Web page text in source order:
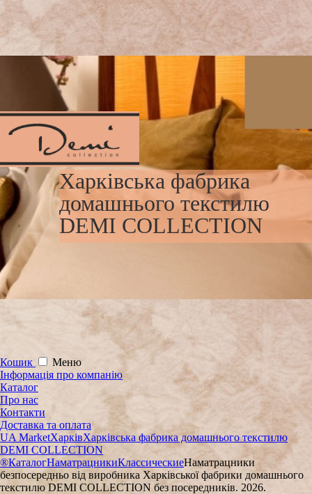
Харківська фабрика
домашнього текстилю
DEMI COLLECTION
Кошик
Меню
Інформація про компанію
Каталог
Про нас
Контакти
Доставка та оплата
UA MarketХарківХарківська фабрика домашнього текстилю
DEMI COLLECTION
®КаталогНаматрацникиКлассическиеНаматрацники
безпосередньо від виробника Харківської фабрики домашнього
текстилю DEMI COLLECTION без посередників. 2026.